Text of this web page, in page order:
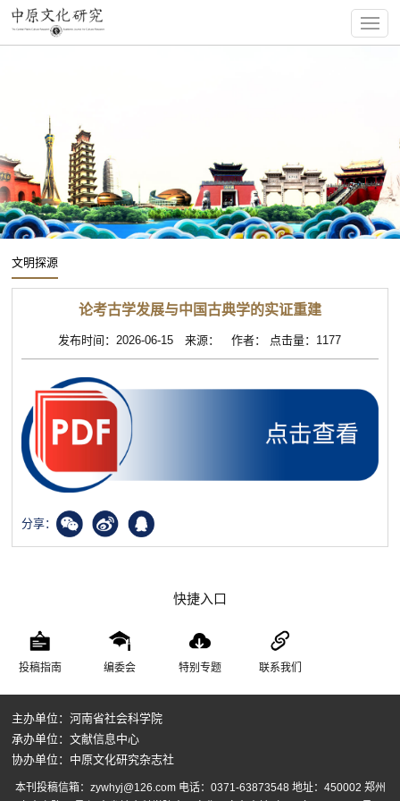
文明探源
论考古学发展与中国古典学的实证重建
发布时间：2026-06-15 来源： 作者： 点击量：1177
分享：
快捷入口
投稿指南 编委会 特别专题 联系我们
主办单位：河南省社会科学院
承办单位：文献信息中心
协办单位：中原文化研究杂志社
本刊投稿信箱：zywhyj@126.com 电话：0371-63873548 地址：450002 郑州